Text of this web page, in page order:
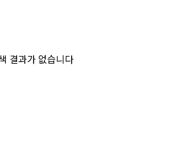
결과가 없습니다